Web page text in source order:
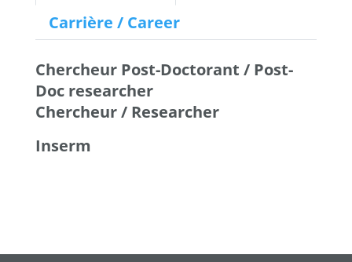
Carrière / Career
Chercheur Post-Doctorant / Post-
Doc researcher
Chercheur / Researcher
Inserm